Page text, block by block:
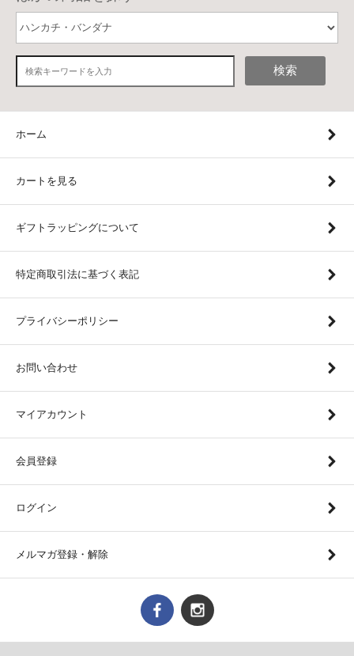
検索
ホーム
カートを見る
ギフトラッピングについて
特定商取引法に基づく表記
プライバシーポリシー
お問い合わせ
マイアカウント
会員登録
ログイン
メルマガ登録・解除